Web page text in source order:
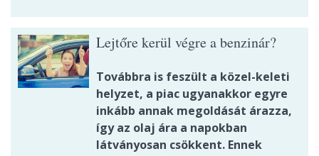
Lejtőre kerül végre a benzinár?
Továbbra is feszült a közel-keleti
helyzet, a piac ugyanakkor egyre
inkább annak megoldását árazza,
így az olaj ára a napokban
látványosan csökkent. Ennek